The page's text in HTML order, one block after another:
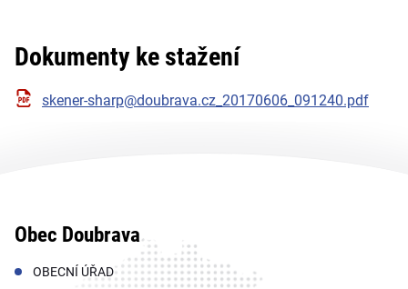
Dokumenty ke stažení
skener-sharp@doubrava.cz_20170606_091240.pdf
Obec Doubrava
OBECNÍ ÚŘAD